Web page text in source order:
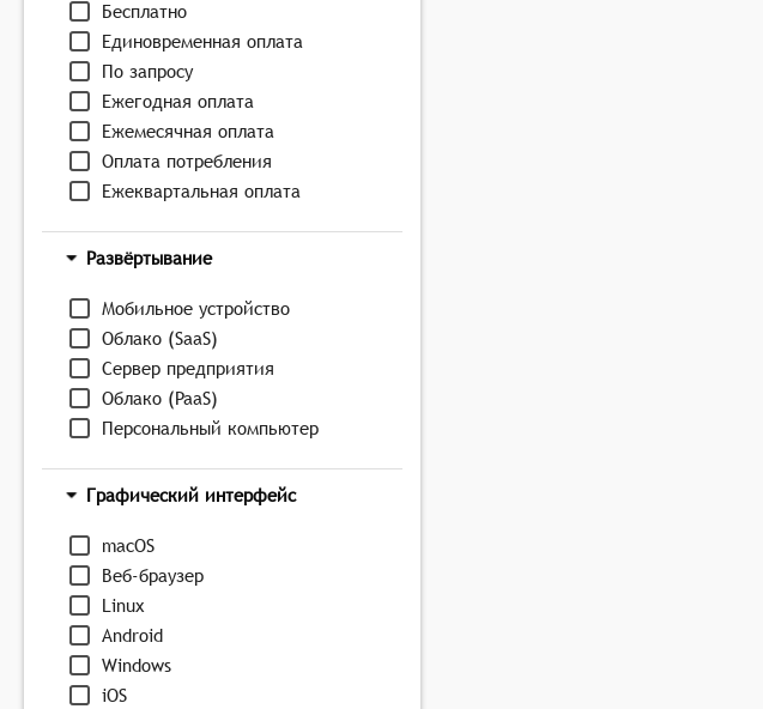
Бесплатно
Единовременная оплата
По запросу
Ежегодная оплата
Ежемесячная оплата
Оплата потребления
Ежеквартальная оплата
Развёртывание
Мобильное устройство
Облако (SaaS)
Сервер предприятия
Облако (PaaS)
Персональный компьютер
Графический интерфейс
macOS
Веб-браузер
Linux
Android
Windows
iOS